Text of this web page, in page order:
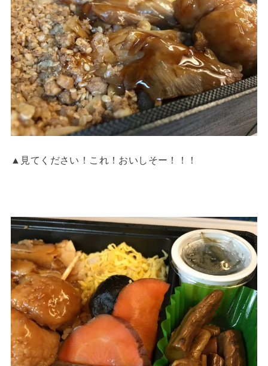
▲見てください！これ！おいしそー！！！